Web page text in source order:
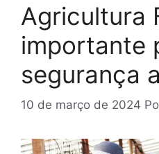
Agricultura
importante
segurança
10 de março de 2024